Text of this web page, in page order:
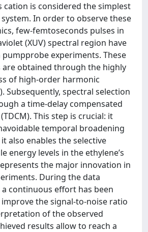
cation is considered the simplest
In order to observe these
few-femtoseconds pulses in
(XUV) spectral region have
experiments. These
obtained through the highly
of high-order harmonic
Subsequently, spectral selection
a time-delay compensated
This step is crucial: it
temporal broadening
also enables the selective
energy levels in the ethylene’s
the major innovation in
During the data
continuous eﬀort has been
the signal-to-noise ratio
of the observed
results allow to reach a